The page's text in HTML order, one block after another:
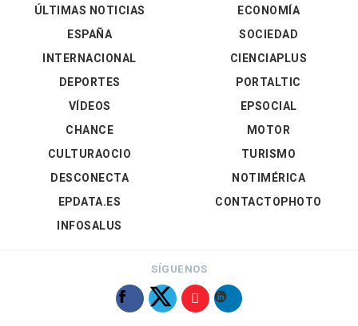
ÚLTIMAS NOTICIAS
ESPAÑA
INTERNACIONAL
DEPORTES
VÍDEOS
ECONOMÍA
SOCIEDAD
CIENCIAPLUS
PORTALTIC
EPSOCIAL
CHANCE
CULTURAOCIO
DESCONECTA
EPDATA.ES
INFOSALUS
MOTOR
TURISMO
NOTIMÉRICA
CONTACTOPHOTO
SÍGUENOS